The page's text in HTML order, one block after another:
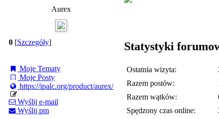
Aurex
0 [Szczegóły]
Moje Tematy
Moje Posty
https://ipalc.org/product/aurex/
Wyślij e-mail
Wyślij pm
Statystyki
Ostatnia wizyta:
Razem postów:
Razem wątków:
Spędzony czas online: